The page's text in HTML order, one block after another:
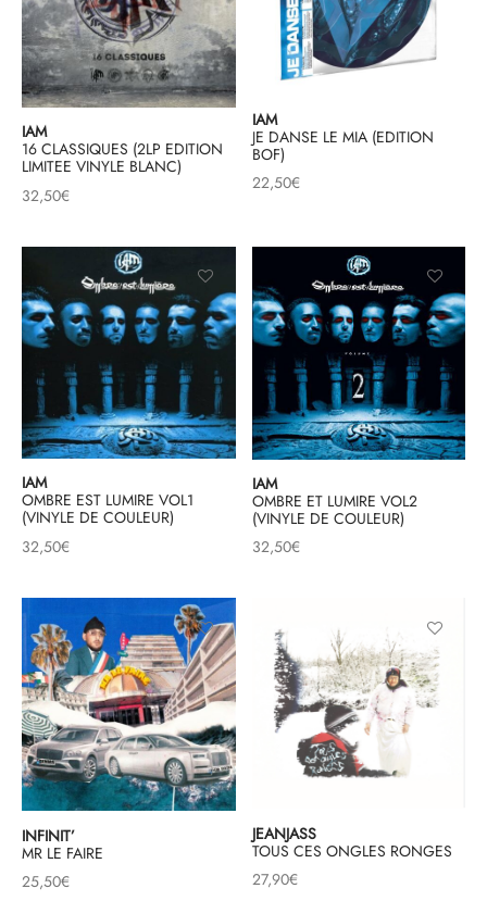
IAM
16 CLASSIQUES (2LP EDITION
LIMITEE VINYLE BLANC)
32,50€
IAM
JE DANSE LE MIA (EDITION
BOF)
22,50€
IAM
OMBRE EST LUMIRE VOL1
(VINYLE DE COULEUR)
32,50€
IAM
OMBRE ET LUMIRE VOL2
(VINYLE DE COULEUR)
32,50€
INFINIT’
MR LE FAIRE
25,50€
JEANJASS
TOUS CES ONGLES RONGES
27,90€